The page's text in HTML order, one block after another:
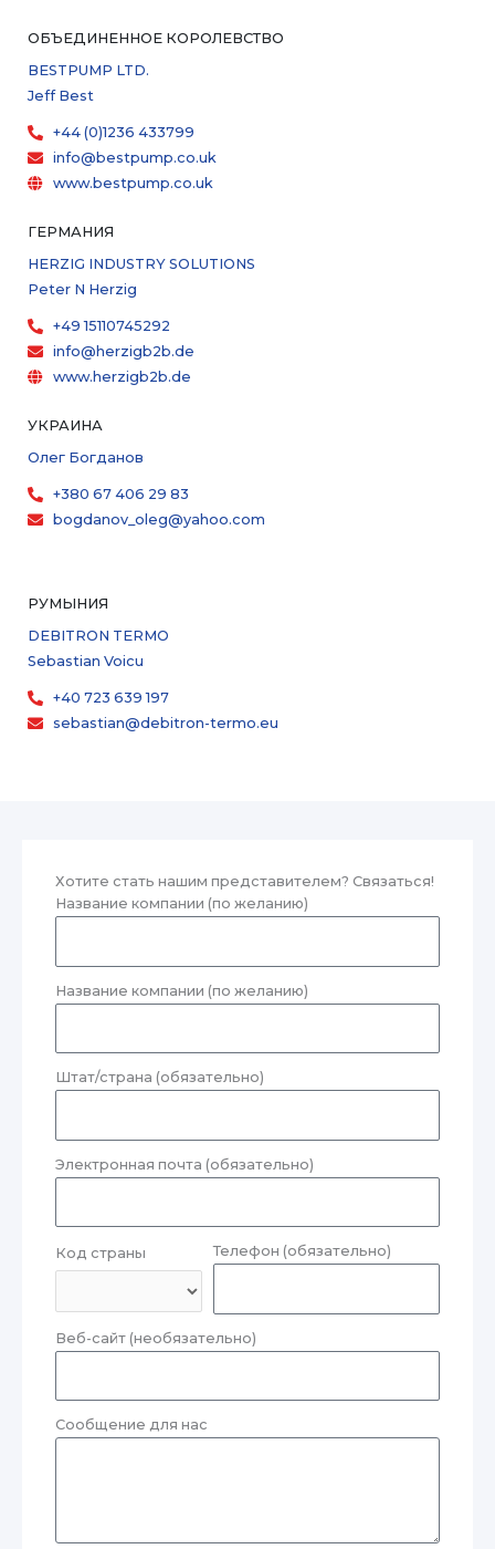
ОБЪЕДИНЕННОЕ КОРОЛЕВСТВО
BESTPUMP LTD.
Jeff Best
+44 (0)1236 433799
info@bestpump.co.uk
www.bestpump.co.uk
ГЕРМАНИЯ
HERZIG INDUSTRY SOLUTIONS
Peter N Herzig
+49 15110745292
info@herzigb2b.de
www.herzigb2b.de
УКРАИНА
Олег Богданов
+380 67 406 29 83
bogdanov_oleg@yahoo.com
РУМЫНИЯ
DEBITRON TERMO
Sebastian Voicu
+40 723 639 197
sebastian@debitron-termo.eu
Хотите стать нашим представителем? Связаться!
Название компании (по желанию)
Название компании (по желанию)
Штат/страна (обязательно)
Электронная почта (обязательно)
Код страны Телефон (обязательно)
Веб-сайт (необязательно)
Сообщение для нас